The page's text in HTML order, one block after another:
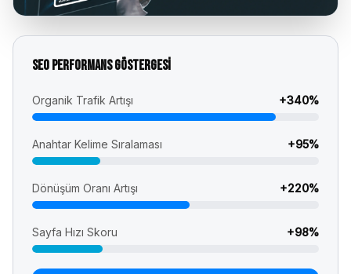
SEO Performans Göstergesi
Organik Trafik Artışı +340%
Anahtar Kelime Sıralaması +95%
Dönüşüm Oranı Artışı +220%
Sayfa Hızı Skoru +98%